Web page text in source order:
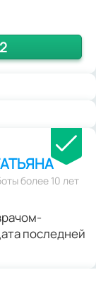
более 10 лет
последней